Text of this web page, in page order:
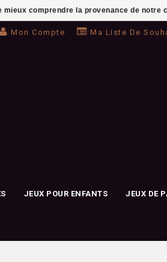
Mon Compte Ma Liste De
JEUX POUR ENFANTS JEUX DE
comprendre la provenance de